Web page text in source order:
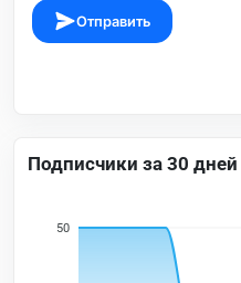
Отправить
Подписчики за 30 дней
50